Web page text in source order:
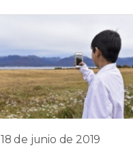
18 de junio de 2019